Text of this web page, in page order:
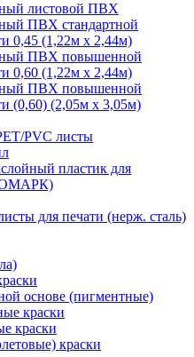
листовой ПВХ
ПВХ стандартной
0,45 (1,22м х 2,44м)
ПВХ повышенной
0,60 (1,22м х 2,44м)
ПВХ повышенной
(0,60) (2,05м х 3,05м)
PVC листы
пластик для
для печати (нерж. сталь)
основе (пигментные)
краски
краски
краски